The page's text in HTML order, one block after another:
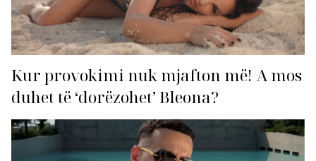
Kur provokimi nuk mjafton më! A mos
duhet të ‘dorëzohet’ Bleona?